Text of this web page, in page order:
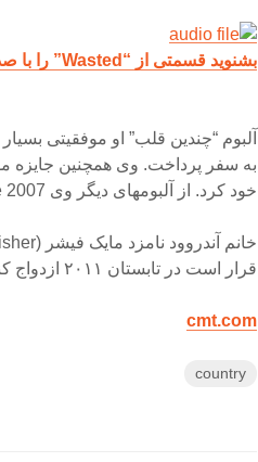
بشنوید قسمتی از “Wasted” را با صدای کاری ماری آندروود
خود کرد. از آلبومهای دیگر وی Carnival Ride 2007 و سوء استفاده (Play on) می باشد.
قرار است در تابستان ۲۰۱۱ ازدواج کنند.
cmt.com
country